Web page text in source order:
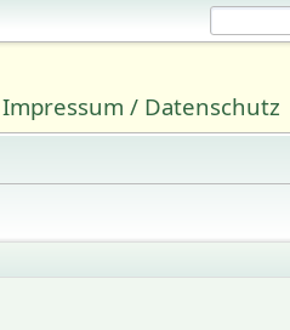
Impressum / Datenschutz